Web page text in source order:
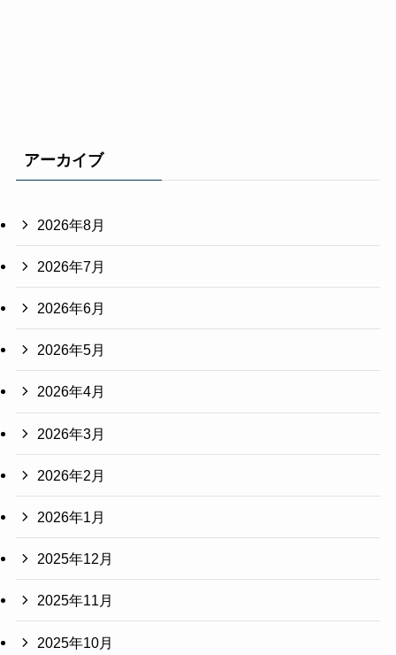
アーカイブ
2026年8月
2026年7月
2026年6月
2026年5月
2026年4月
2026年3月
2026年2月
2026年1月
2025年12月
2025年11月
2025年10月